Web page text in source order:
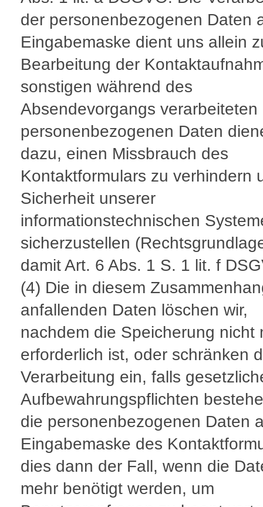
der personenbezogenen Daten
Eingabemaske dient uns allein
Bearbeitung der
sonstigen während des
Absendevorgangs verarbeiteten
personenbezogenen Daten
dazu, einen Missbrauch des
Kontaktformulars zu verhindern
Sicherheit unserer
informationstechnischen
sicherzustellen
damit Art. 6 Abs. 1 S. 1 lit. f
(4) Die in diesem
anfallenden Daten löschen wir,
nachdem die Speicherung nicht
erforderlich ist, oder schränken
Verarbeitung ein, falls
Aufbewahrungspflichten
die personenbezogenen Daten
Eingabemaske des
dies dann der Fall, wenn die
mehr benötigt werden, um